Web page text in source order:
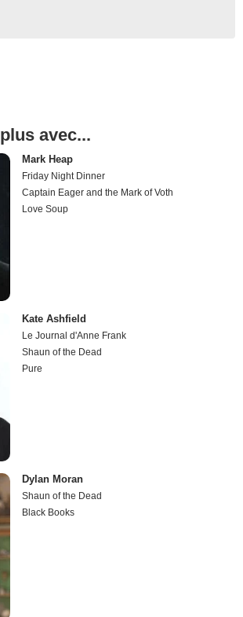
avec...
Mark Heap
Friday Night Dinner
Captain Eager and the Mark of Voth
Love Soup
Kate Ashfield
Le Journal d'Anne Frank
Shaun of the Dead
Pure
Dylan Moran
Shaun of the Dead
Black Books